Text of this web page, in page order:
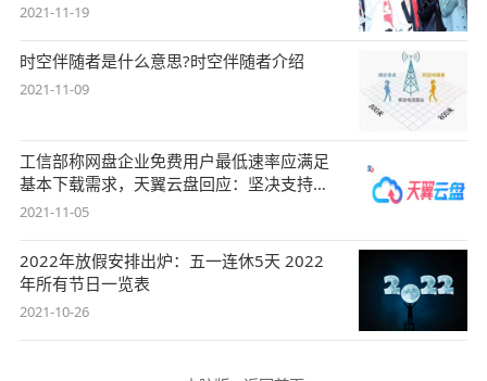
2021-11-19
时空伴随者是什么意思?时空伴随者介绍
2021-11-09
工信部称网盘企业免费用户最低速率应满足
基本下载需求，天翼云盘回应：坚决支持，
始终
2021-11-05
2022年放假安排出炉：五一连休5天 2022
年所有节日一览表
2021-10-26